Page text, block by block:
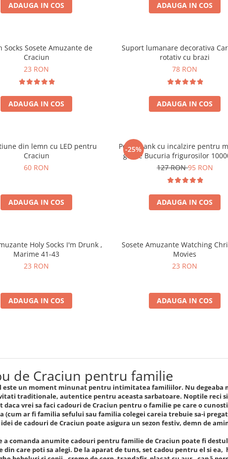
ADAUGA IN COS ADAUGA IN COS
Socks Sosete Amuzante de
Craciun
23 RON
ADAUGA IN COS
Suport lumanare decorativa
rotativ cu brazi
78 RON
ADAUGA IN COS
din lemn cu LED pentru
Craciun
60 RON
ADAUGA IN COS
-25%
Powerbank cu incalzire pentru
grade Bucuria frigurosilor
127 RON95 RON
ADAUGA IN COS
Holy Socks I'm Drunk ,
Marime 41-43
23 RON
ADAUGA IN COS
Sosete Amuzante Watching
Movies
23 RON
ADAUGA IN COS
de Craciun pentru familie
este un moment minunat pentru intimitatea familiilor. Nu degeaba
traditionale, autentice pentru aceasta sarbatoare. Noptile reci
daca vrei sa faci cadouri de Craciun pentru o familie pe care o
(cum ar fi familia sefului sau familia colegei careia trebuie sa-i
idei de cadouri de Craciun poate asigura un sezon festiv, demn de
a comanda anumite cadouri pentru familie de Craciun poate fi
din care poti sa alegi. De la aparat de tuns, set cadou pentru el si